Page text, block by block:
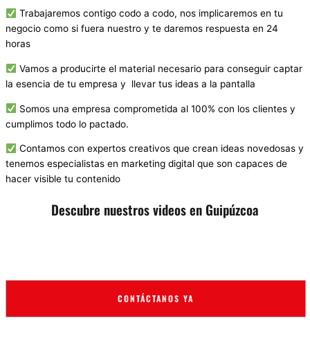
Trabajaremos contigo codo a codo, nos implicaremos en tu
negocio como si fuera nuestro y te daremos respuesta en 24
horas
Vamos a producirte el material necesario para conseguir captar
la esencia de tu empresa y llevar tus ideas a la pantalla
Somos una empresa comprometida al 100% con los clientes y
cumplimos todo lo pactado.
Contamos con expertos creativos que crean ideas novedosas y
tenemos especialistas en marketing digital que son capaces de
hacer visible tu contenido
Descubre nuestros videos en Guipúzcoa
CONTÁCTANOS YA